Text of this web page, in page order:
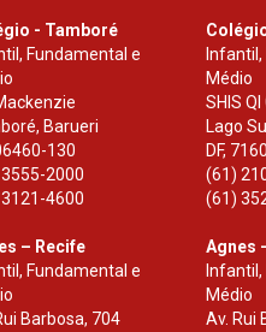
- Tamboré
Fundamental e
Barueri
130
2000
4600
Médio
SHIS
Lago
DF,
(61)
(61)
– Recife
Fundamental e
Barbosa, 704
Agnes
Médio
Av. Rui